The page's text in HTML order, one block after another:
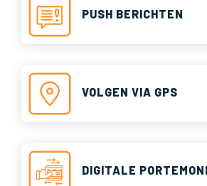
PUSH BERICHTEN
VOLGEN VIA GPS
DIGITALE